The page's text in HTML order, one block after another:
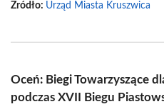
Źródło: Urząd Miasta Kruszwica
Oceń: Biegi Towarzyszące
podczas XVII Biegu